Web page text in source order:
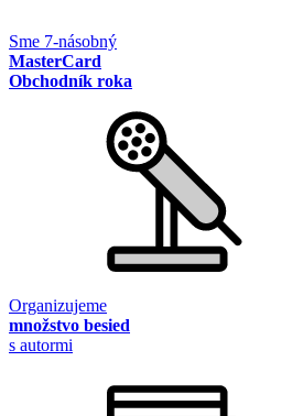
Sme 7-násobný
MasterCard
Obchodník roka
Organizujeme
množstvo besied
s autormi